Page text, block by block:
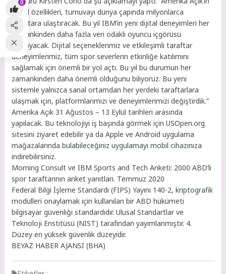
dijital özellikleri, turnuvayı dünya çapında milyonlarca
taraftara ulaştıracak. Bu yıl IBM’in yeni dijital deneyimleri her
zamankinden daha fazla veri odaklı oyuncu içgörüsü
sağlayacak. Dijital seçeneklerimiz ve etkileşimli taraftar
deneyimlerimiz, tüm spor severlerin etkinliğe katılımını
sağlamak için önemli bir yol açtı. Bu yıl bu durumun her
zamankinden daha önemli olduğunu biliyoruz. Bu yeni
sistemle yalnızca sanal ortamdan her yerdeki taraftarlara
ulaşmak için, platformlarımızı ve deneyimlerimizi değiştirdik.”
Amerika Açık 31 Ağustos – 13 Eylül tarihleri arasında
yapılacak. Bu teknolojiyi iş başında görmek için USOpen.org
sitesini ziyaret edebilir ya da Apple ve Android uygulama
mağazalarında bulabileceğiniz uygulamayı mobil cihazınıza
indirebilirsiniz.
Morning Consult ve IBM Sports and Tech Anketi: 2000 ABD’li
spor taraftarının anket yanıtları. Temmuz 2020
Federal Bilgi İşleme Standardı (FIPS) Yayını 140-2, kriptografik
modülleri onaylamak için kullanılan bir ABD hükümeti
bilgisayar güvenliği standardıdır. Ulusal Standartlar ve
Teknoloji Enstitüsü (NIST) tarafından yayımlanmıştır. 4.
Düzey en yüksek güvenlik düzeyidir.
BEYAZ HABER AJANSI (BHA)
0